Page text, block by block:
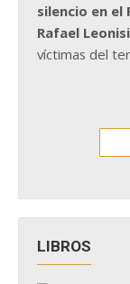
silencio en el
Rafael
víctimas del
LIBROS